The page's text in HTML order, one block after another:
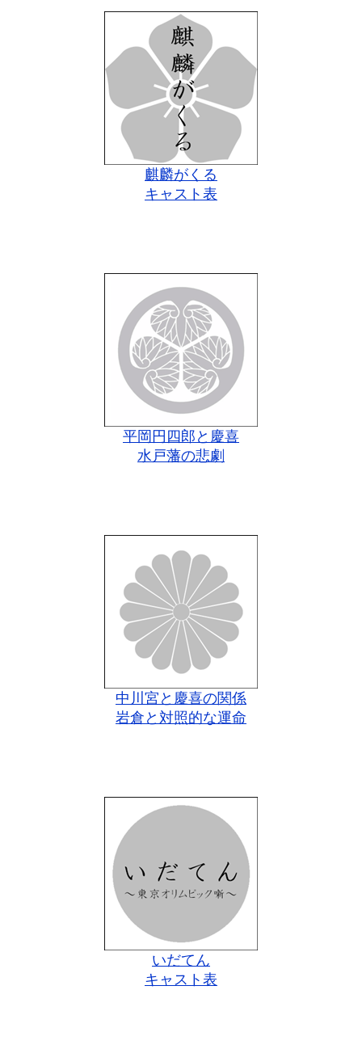
麒麟がくる
キャスト表
平岡円四郎と慶喜
水戸藩の悲劇
中川宮と慶喜の関係
岩倉と対照的な運命
いだてん
キャスト表